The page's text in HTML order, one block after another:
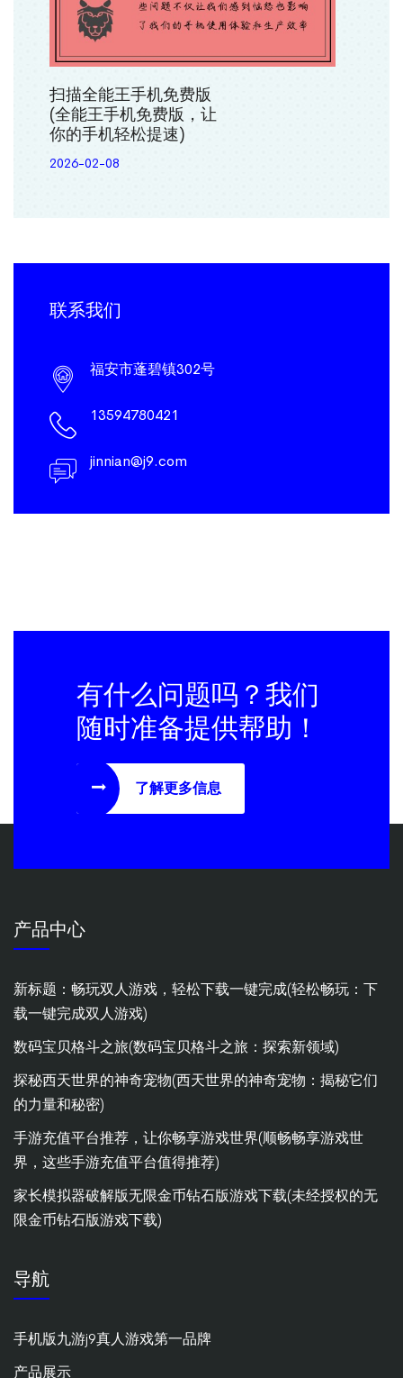
扫描全能王手机免费版
(全能王手机免费版，让
你的手机轻松提速)
2026-02-08
联系我们
福安市蓬碧镇302号
13594780421
jinnian@j9.com
有什么问题吗？我们
随时准备提供帮助！
了解更多信息
产品中心
新标题：畅玩双人游戏，轻松下载一键完成(轻松畅玩：下
载一键完成双人游戏)
数码宝贝格斗之旅(数码宝贝格斗之旅：探索新领域)
探秘西天世界的神奇宠物(西天世界的神奇宠物：揭秘它们
的力量和秘密)
手游充值平台推荐，让你畅享游戏世界(顺畅畅享游戏世
界，这些手游充值平台值得推荐)
家长模拟器破解版无限金币钻石版游戏下载(未经授权的无
限金币钻石版游戏下载)
导航
手机版九游j9真人游戏第一品牌
产品展示